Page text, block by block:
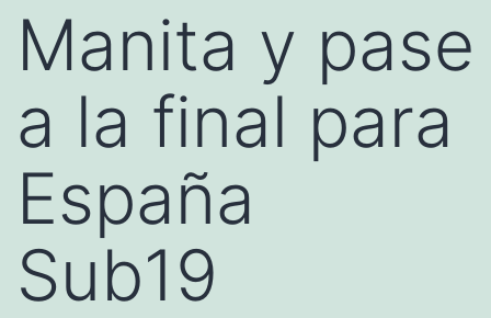
Manita y pase
a la final para
España
Sub19